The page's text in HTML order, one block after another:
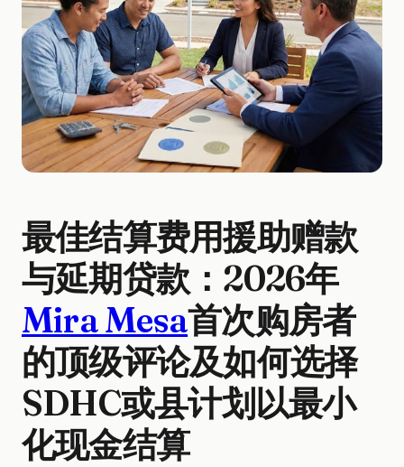
最佳结算费用援助赠款
与延期贷款：2026年
Mira Mesa首次购房者
的顶级评论及如何选择
SDHC或县计划以最小
化现金结算